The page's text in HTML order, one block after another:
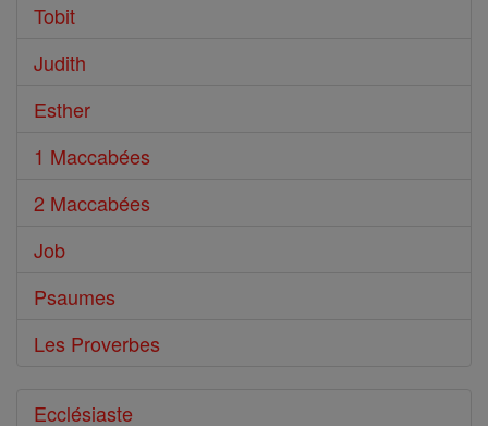
Tobit
Judith
Esther
1 Maccabées
2 Maccabées
Job
Psaumes
Les Proverbes
Ecclésiaste